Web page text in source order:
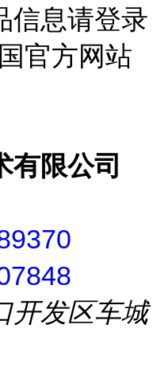
信息请登录
官方网站
有限公司
开发区车城